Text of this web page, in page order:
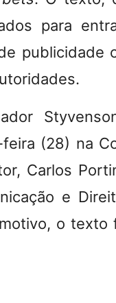
para
publicidade
(28) na
Carlos
e
o texto